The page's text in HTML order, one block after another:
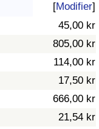
[Modifier]
45,00 kr
805,00 kr
114,00 kr
17,50 kr
666,00 kr
21,54 kr